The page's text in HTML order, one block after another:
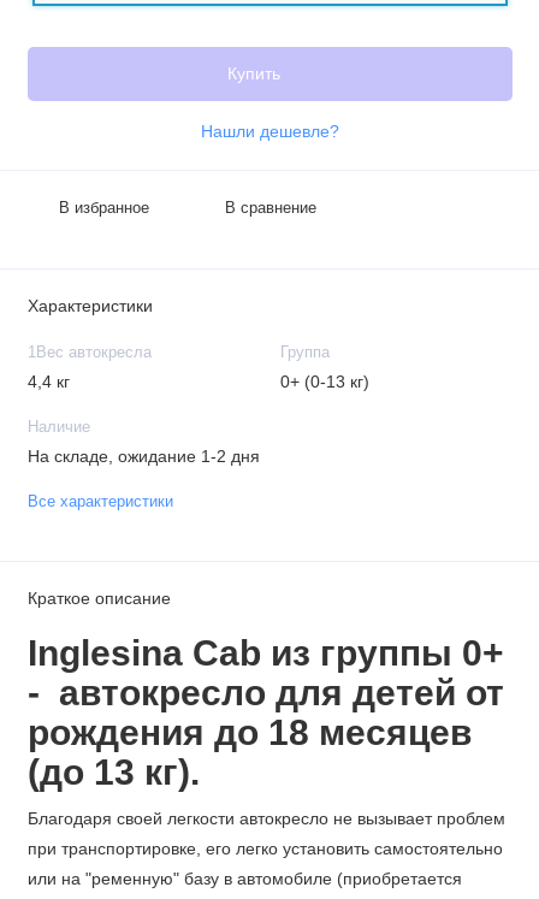
Купить
Нашли дешевле?
В избранное В сравнение
Характеристики
1Вес автокресла
4,4 кг
Группа
0+ (0-13 кг)
Наличие
На складе, ожидание 1-2 дня
Все характеристики
Краткое описание
Inglesina Cab из группы 0+
- автокресло для детей от
рождения до 18 месяцев
(до 13 кг).
Благодаря своей легкости автокресло не вызывает проблем
при транспортировке, его легко установить самостоятельно
или на "ременную" базу в автомобиле (приобретается